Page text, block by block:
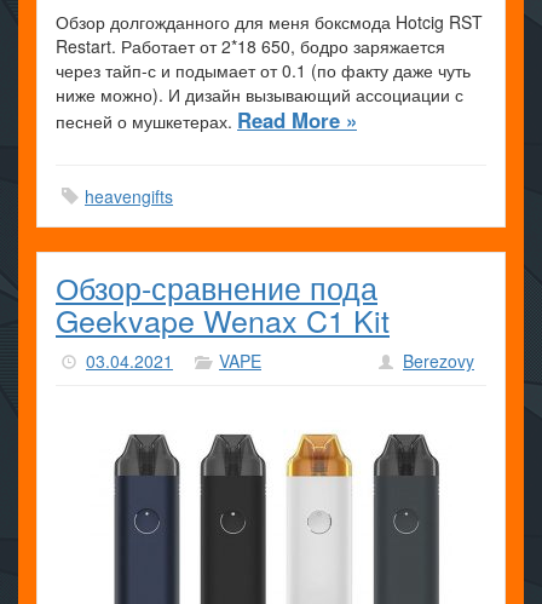
Обзор долгожданного для меня боксмода Hotcig RST
Restart. Работает от 2*18 650, бодро заряжается
через тайп-с и подымает от 0.1 (по факту даже чуть
ниже можно). И дизайн вызывающий ассоциации с
песней о мушкетерах. Read More »
heavengifts
Обзор-сравнение пода
Geekvape Wenax C1 Kit
03.04.2021 VAPE Berezovy